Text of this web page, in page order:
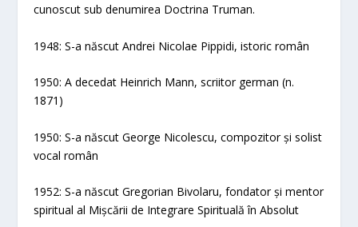
cunoscut sub denumirea Doctrina Truman.
1948: S-a născut Andrei Nicolae Pippidi, istoric român
1950: A decedat Heinrich Mann, scriitor german (n.
1871)
1950: S-a născut George Nicolescu, compozitor și solist
vocal român
1952: S-a născut Gregorian Bivolaru, fondator și mentor
spiritual al Mișcării de Integrare Spirituală în Absolut